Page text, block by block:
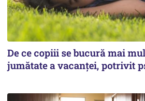
De ce copiii se bucură mai
jumătate a vacanței, potrivit